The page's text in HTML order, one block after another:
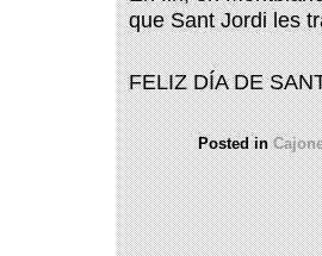
que Sant Jordi les
FELIZ DÍA DE
Posted in